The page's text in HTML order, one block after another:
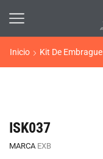
Inicio Kit De Embrague
ISK037
MARCA EXB